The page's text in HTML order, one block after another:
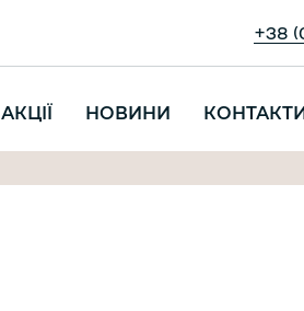
+38
АКЦІЇ НОВИНИ